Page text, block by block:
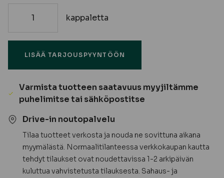
Noususaunajakkara
250/500
70
cm,
lämpöhaapa
määrä
kappaletta
LISÄÄ TARJOUSPYYNTÖÖN
Varmista tuotteen saatavuus myyjiltämme
puhelimitse tai sähköpostitse
Drive-in noutopalvelu
Tilaa tuotteet verkosta ja nouda ne sovittuna aikana
myymälästä. Normaalitilanteessa verkkokaupan kautta
tehdyt tilaukset ovat noudettavissa 1-2 arkipäivän
kuluttua vahvistetusta tilauksesta. Sahaus- ja